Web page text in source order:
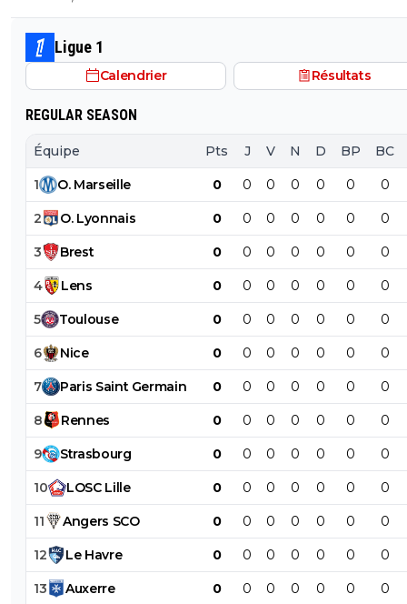
Ligue 1
Calendrier Résultats
REGULAR SEASON
Équipe Pts J V N D BP BC
1 O. Marseille 0 0 0 0 0 0 0
2 O. Lyonnais 0 0 0 0 0 0 0
3 Brest 0 0 0 0 0 0 0
4 Lens 0 0 0 0 0 0 0
5 Toulouse 0 0 0 0 0 0 0
6 Nice 0 0 0 0 0 0 0
7 Paris Saint Germain 0 0 0 0 0 0 0
8 Rennes 0 0 0 0 0 0 0
9 Strasbourg 0 0 0 0 0 0 0
10 LOSC Lille 0 0 0 0 0 0 0
11 Angers SCO 0 0 0 0 0 0 0
12 Le Havre 0 0 0 0 0 0 0
13 Auxerre 0 0 0 0 0 0 0